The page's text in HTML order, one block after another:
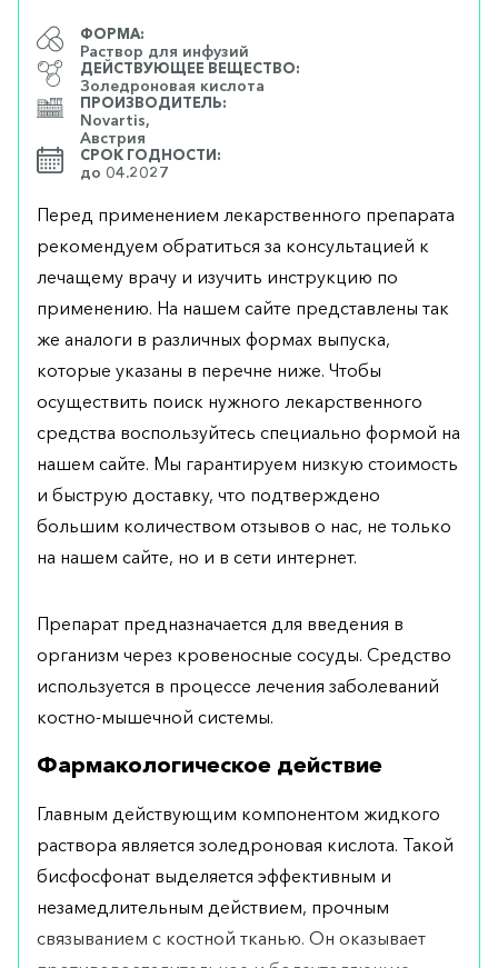
ФОРМА:
Раствор для инфузий
ДЕЙСТВУЮЩЕЕ ВЕЩЕСТВО:
Золедроновая кислота
ПРОИЗВОДИТЕЛЬ:
Novartis,
Австрия
СРОК ГОДНОСТИ:
до 04.2027
Перед применением лекарственного препарата
рекомендуем обратиться за консультацией к
лечащему врачу и изучить инструкцию по
применению. На нашем сайте представлены так
же аналоги в различных формах выпуска,
которые указаны в перечне ниже. Чтобы
осуществить поиск нужного лекарственного
средства воспользуйтесь специально формой на
нашем сайте. Мы гарантируем низкую стоимость
и быструю доставку, что подтверждено
большим количеством отзывов о нас, не только
на нашем сайте, но и в сети интернет.
Препарат предназначается для введения в
организм через кровеносные сосуды. Средство
используется в процессе лечения заболеваний
костно-мышечной системы.
Фармакологическое действие
Главным действующим компонентом жидкого
раствора является золедроновая кислота. Такой
бисфосфонат выделяется эффективным и
незамедлительным действием, прочным
связыванием с костной тканью. Он оказывает